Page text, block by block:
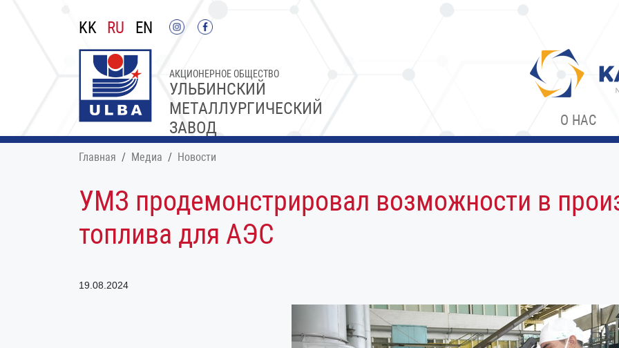
KK RU EN
УЛЬБИНСКИЙ
МЕТАЛЛУРГИЧЕСКИЙ
ЗАВОД
АКЦИОНЕРНОЕ ОБЩЕСТВО
О НАС
Главная Медиа Новости
УМЗ продемонстрировал возможности в
топлива для АЭС
19.08.2024